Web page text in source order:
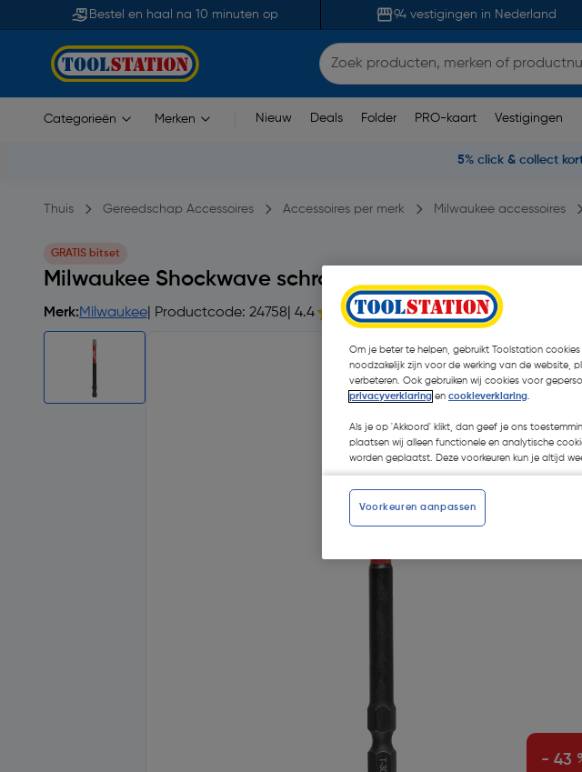
Bestel en haal na 10 minuten op 94 vestigingen in Nederland
Categorieën Merken Nieuw Deals Folder PRO-kaart Vestigingen
5% click & collect
Thuis Gereedschap Accessoires Accessoires per merk Milwaukee accessoires
GRATIS bitset
Milwaukee Shockwave schroefbit TX30x50mm
Merk:Milwaukee | Productcode: 24758 | 4.4 385 opmerking(en)
- 43
Om je beter te helpen, gebruikt Toolstation
noodzakelijk zijn voor de werking van de website,
verbeteren. Ook gebruiken wij cookies voor
privacyverklaring en cookieverklaring.
Als je op 'Akkoord' klikt, dan geef je ons
plaatsen wij alleen functionele en analytische
worden geplaatst. Deze voorkeuren kun je altijd
Voorkeuren aanpassen